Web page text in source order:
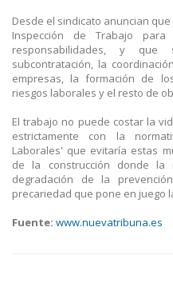
Desde el sindicato anuncian
Inspección de Trabajo
responsabilidades, y
subcontratación, la
empresas, la formación de
riesgos laborales y el resto de
El trabajo no puede costar la
estrictamente con la
Laborales' que evitaría estas
de la construcción donde la
degradación de la
precariedad que pone en juego
Fuente: www.nuevatribuna.es